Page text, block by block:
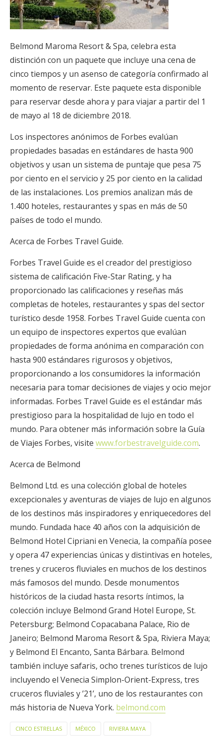
Belmond Maroma Resort & Spa, celebra esta
distinción con un paquete que incluye una cena de
cinco tiempos y un asenso de categoría confirmado al
momento de reservar. Este paquete esta disponible
para reservar desde ahora y para viajar a partir del 1
de mayo al 18 de diciembre 2018.
Los inspectores anónimos de Forbes evalúan
propiedades basadas en estándares de hasta 900
objetivos y usan un sistema de puntaje que pesa 75
por ciento en el servicio y 25 por ciento en la calidad
de las instalaciones. Los premios analizan más de
1.400 hoteles, restaurantes y spas en más de 50
países de todo el mundo.
Acerca de Forbes Travel Guide.
Forbes Travel Guide es el creador del prestigioso
sistema de calificación Five-Star Rating, y ha
proporcionado las calificaciones y reseñas más
completas de hoteles, restaurantes y spas del sector
turístico desde 1958. Forbes Travel Guide cuenta con
un equipo de inspectores expertos que evalúan
propiedades de forma anónima en comparación con
hasta 900 estándares rigurosos y objetivos,
proporcionando a los consumidores la información
necesaria para tomar decisiones de viajes y ocio mejor
informadas. Forbes Travel Guide es el estándar más
prestigioso para la hospitalidad de lujo en todo el
mundo. Para obtener más información sobre la Guía
de Viajes Forbes, visite www.forbestravelguide.com.
Acerca de Belmond
Belmond Ltd. es una colección global de hoteles
excepcionales y aventuras de viajes de lujo en algunos
de los destinos más inspiradores y enriquecedores del
mundo. Fundada hace 40 años con la adquisición de
Belmond Hotel Cipriani en Venecia, la compañía posee
y opera 47 experiencias únicas y distintivas en hoteles,
trenes y cruceros fluviales en muchos de los destinos
más famosos del mundo. Desde monumentos
históricos de la ciudad hasta resorts íntimos, la
colección incluye Belmond Grand Hotel Europe, St.
Petersburg; Belmond Copacabana Palace, Rio de
Janeiro; Belmond Maroma Resort & Spa, Riviera Maya;
y Belmond El Encanto, Santa Bárbara. Belmond
también incluye safaris, ocho trenes turísticos de lujo
incluyendo el Venecia Simplon-Orient-Express, tres
cruceros fluviales y ’21’, uno de los restaurantes con
más historia de Nueva York. belmond.com
CINCO ESTRELLAS MÉXICO RIVIERA MAYA